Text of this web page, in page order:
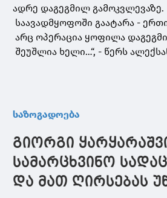
ადრე დაგეგმილ გამოკვლევაზე.
საავადმყოფოში გაატარა -
არც ოპერაცია ყოფილა
შეუშლია ხელი…“, - წერს
საზოგადოება
გიორგი
სამარცხვინო
და მათ ღირსებას